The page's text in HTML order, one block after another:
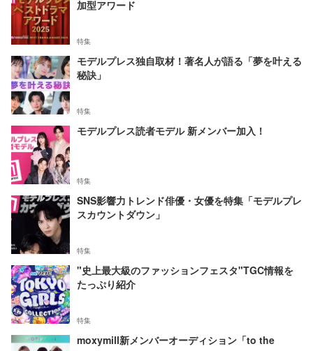
加型アワード
特集
モデルプレス独自取材！著名人が語る「夢を叶える
秘訣」
特集
モデルプレス読者モデル 新メンバー加入！
特集
SNS影響力トレンド俳優・女優を特集「モデルプレ
スカウントダウン」
特集
"史上最大級のファッションフェスタ"TGC情報を
たっぷり紹介
特集
moxymill新メンバーオーディション「to the